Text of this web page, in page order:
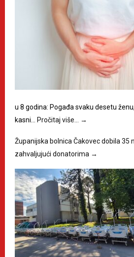
u 8 godina: Pogađa svaku desetu
kasni… Pročitaj više… →
Županijska bolnica Čakovec dobila 35
zahvaljujući donatorima →